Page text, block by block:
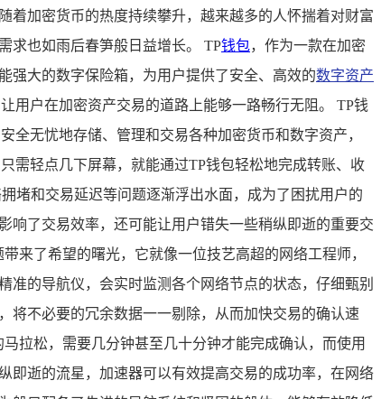
着加密货币的热度持续攀升，越来越多的人怀揣着对财富
求也如雨后春笋般日益增长。 TP钱包，作为一款在加密
强大的数字保险箱，为用户提供了安全、高效的数字资产
用户在加密资产交易的道路上能够一路畅行无阻。 TP钱
无忧地存储、管理和交易各种加密货币和数字资产，
需轻点几下屏幕，就能通过TP钱包轻松地完成转账、收
堵和交易延迟等问题逐渐浮出水面，成为了困扰用户的
响了交易效率，还可能让用户错失一些稍纵即逝的重要交
来了希望的曙光，它就像一位技艺高超的网络工程师，
的导航仪，会实时监测各个网络节点的状态，仔细甄别
将不必要的冗余数据一一剔除，从而加快交易的确认速
拉松，需要几分钟甚至几十分钟才能完成确认，而使用
即逝的流星，加速器可以有效提高交易的成功率，在网络